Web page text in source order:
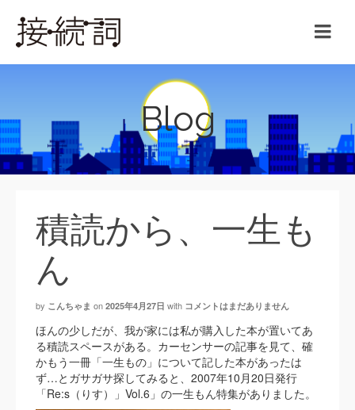
Blog
積読から、一生も
ん
by こんちゃま on 2025年4月27日 with コメントはまだありません
ほんの少しだが、我が家には私が購入した本が置いてあ
る積読スペースがある。カーセンサーの記事を見て、確
かもう一冊「一生もの」について記した本があったは
ず…とガサガサ探してみると、2007年10月20日発行
「Re:s（りす）」Vol.6」の一生もん特集がありました。